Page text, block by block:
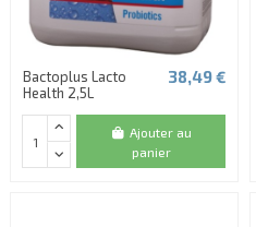
Bactoplus Lacto
Health 2,5L
38,49 €
Ajouter au
panier